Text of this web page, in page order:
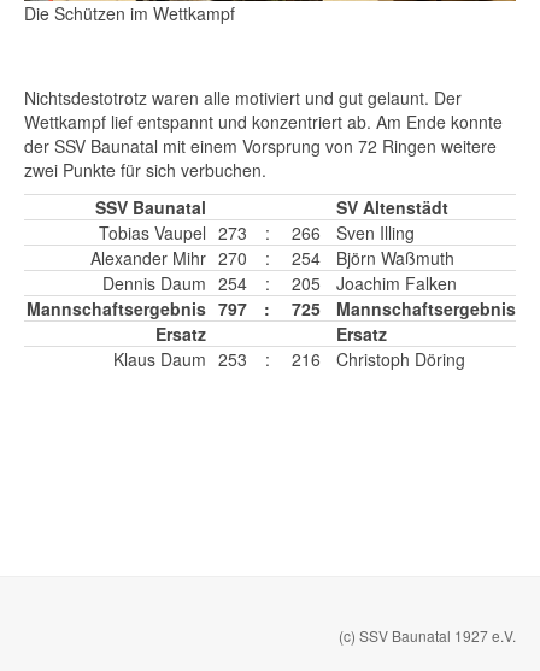
Die Schützen im Wettkampf
Nichtsdestotrotz waren alle motiviert und gut gelaunt. Der
Wettkampf lief entspannt und konzentriert ab. Am Ende konnte
der SSV Baunatal mit einem Vorsprung von 72 Ringen weitere
zwei Punkte für sich verbuchen.
SSV Baunatal
SV Altenstädt
Tobias Vaupel 273 : 266
Sven Illing
Alexander Mihr 270 : 254
Björn Waßmuth
Dennis Daum 254 : 205
Joachim Falken
Mannschaftsergebnis 797 : 725
Mannschaftsergebnis
Ersatz
Ersatz
Klaus Daum 253 : 216 Christoph Döring
(c) SSV Baunatal 1927 e.V.